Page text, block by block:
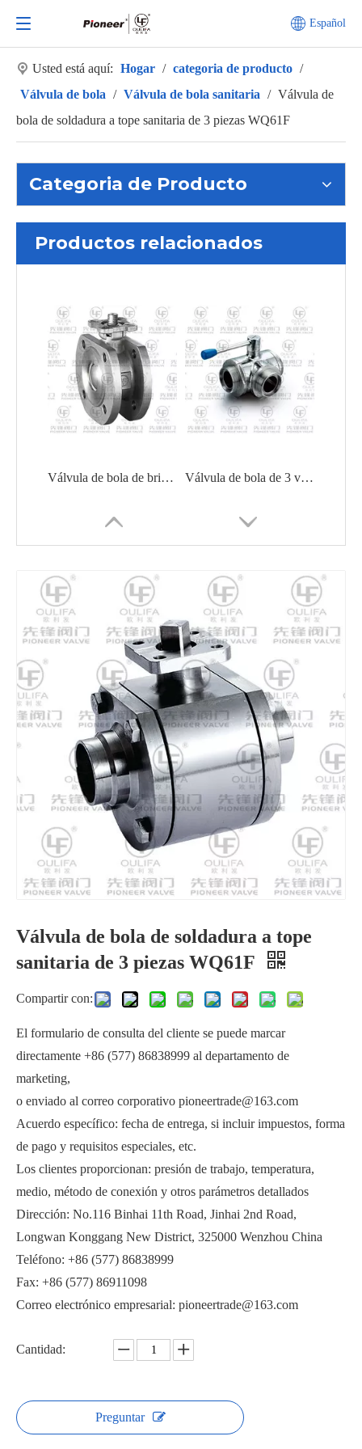
Español
Usted está aquí: Hogar / categoria de producto /
Válvula de bola / Válvula de bola sanitaria / Válvula de
bola de soldadura a tope sanitaria de 3 piezas WQ61F
Categoria de Producto
Productos relacionados
Válvula de bola de brida sanitaria llena de cavidad WPSQ72F Válvula de bola de 3 vías roscada sanitaria WQ25F
Válvula de bola sanitaria llena de cavidad Válvula de bola sanitaria llena de cavidad WQ61F
Válvula de bola sanitaria llena de cavidad WQ6c1F
Válvula de bola roscada sanitaria WQ21F Válvula de bola de 3 vías con brida sanitaria WSQ75F
Válvula de bola de brida sanitaria WQ41F
Válvula de bola de soldadura a tope
sanitaria de 3 piezas WQ61F
Compartir con:
El formulario de consulta del cliente se puede marcar
directamente +86 (577) 86838999 al departamento de
marketing,
o enviado al correo corporativo pioneertrade@163.com
Acuerdo específico: fecha de entrega, si incluir impuestos, forma
de pago y requisitos especiales, etc.
Los clientes proporcionan: presión de trabajo, temperatura,
medio, método de conexión y otros parámetros detallados
Dirección: No.116 Binhai 11th Road, Jinhai 2nd Road,
Longwan Konggang New District, 325000 Wenzhou China
Teléfono: +86 (577) 86838999
Fax: +86 (577) 86911098
Correo electrónico empresarial: pioneertrade@163.com
Cantidad:
Preguntar